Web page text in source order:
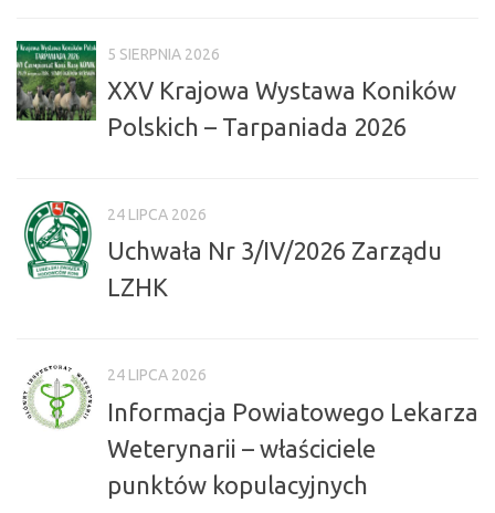
5 SIERPNIA 2026
XXV Krajowa Wystawa Koników
Polskich – Tarpaniada 2026
24 LIPCA 2026
Uchwała Nr 3/IV/2026 Zarządu
LZHK
24 LIPCA 2026
Informacja Powiatowego Lekarza
Weterynarii – właściciele
punktów kopulacyjnych